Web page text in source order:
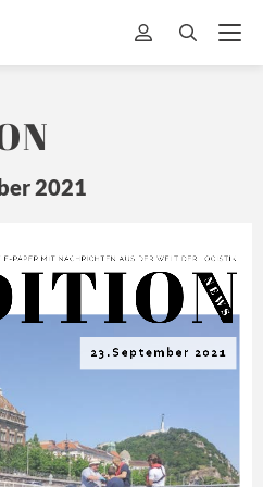
2021
E-PAPER MIT NACHRICHTEN A US DER WELT DER LOGISTIK
N E
W S
23.September 2021